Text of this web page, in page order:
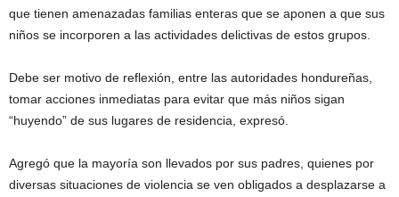
que tienen amenazadas familias enteras que se aponen a que sus
niños se incorporen a las actividades delictivas de estos grupos.
Debe ser motivo de reflexión, entre las autoridades hondureñas,
tomar acciones inmediatas para evitar que más niños sigan
“huyendo” de sus lugares de residencia, expresó.
Agregó que la mayoría son llevados por sus padres, quienes por
diversas situaciones de violencia se ven obligados a desplazarse a